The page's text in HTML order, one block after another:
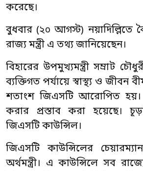
করেছে।
বুধবার (২০ আগস্ট) নয়াদিল্লিতে
রাজ্য মন্ত্রী এ তথ্য জানিয়েছেন।
বিহারের উপমুখ্যমন্ত্রী সম্রাট
ব্যক্তিগত পর্যায়ে স্বাস্থ্য ও জীবন
শতাংশ জিএসটি আরোপিত
করার প্রস্তাব করা হয়েছে।
জিএসটি কাউন্সিল।
জিএসটি কাউন্সিলের
অর্থমন্ত্রী। এ কাউন্সিলে সব